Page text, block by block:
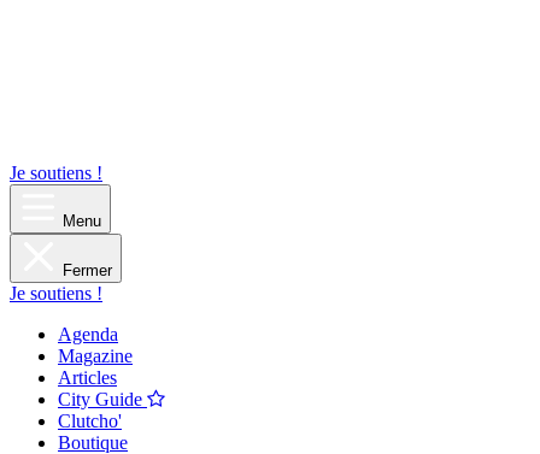
Je soutiens !
Menu
Fermer
Je soutiens !
Agenda
Magazine
Articles
City Guide
Clutcho'
Boutique